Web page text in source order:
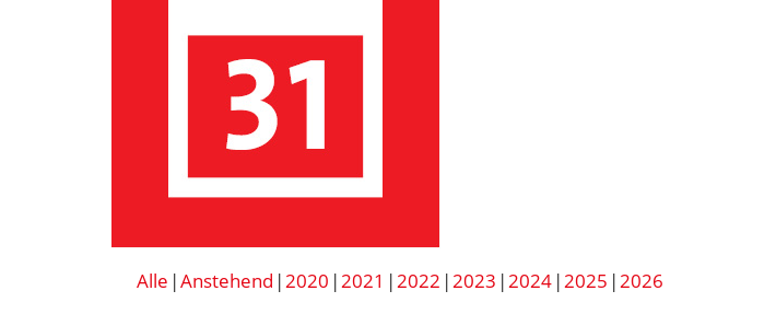
Alle Anstehend 2020 2021 2022 2023 2024 2025 2026